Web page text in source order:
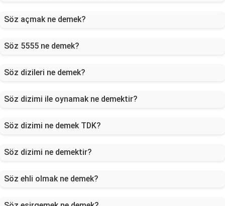
Söz açmak ne demek?
Söz 5555 ne demek?
Söz dizileri ne demek?
Söz dizimi ile oynamak ne demektir?
Söz dizimi ne demek TDK?
Söz dizimi ne demektir?
Söz ehli olmak ne demek?